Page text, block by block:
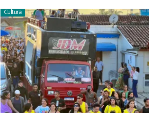
Cultura